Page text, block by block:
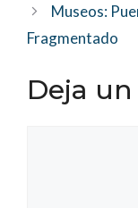
Museos:
Fragmentado
Deja